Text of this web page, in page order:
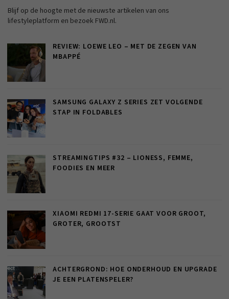
Blijf op de hoogte met de nieuwste artikelen van ons
lifestyleplatform en bezoek FWD.nl.
REVIEW: LOEWE LEO – MET DE ZEGEN VAN
MBAPPÉ
SAMSUNG GALAXY Z SERIES ZET VOLGENDE
STAP IN FOLDABLES
STREAMINGTIPS #32 – LIONESS, FEMME,
FOODIES EN MEER
XIAOMI REDMI 17-SERIE GAAT VOOR GROOT,
GROTER, GROOTST
ACHTERGROND: HOE ONDERHOUD EN UPGRADE
JE EEN PLATENSPELER?